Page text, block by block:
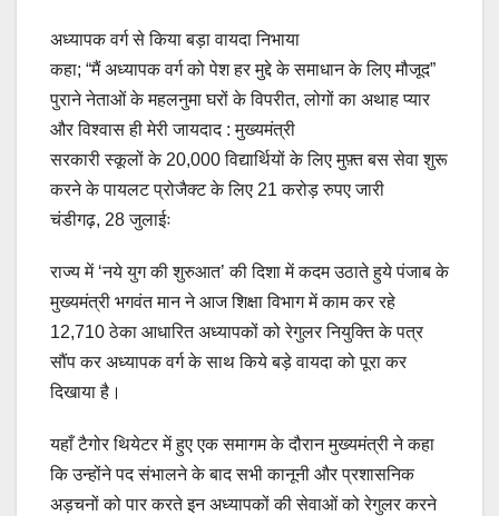
अध्यापक वर्ग से किया बड़ा वायदा निभाया
कहा; “मैं अध्यापक वर्ग को पेश हर मुद्दे के समाधान के लिए मौजूद”
पुराने नेताओं के महलनुमा घरों के विपरीत, लोगों का अथाह प्यार
और विश्वास ही मेरी जायदाद : मुख्यमंत्री
सरकारी स्कूलों के 20,000 विद्यार्थियों के लिए मुफ़्त बस सेवा शुरू
करने के पायलट प्रोजैक्ट के लिए 21 करोड़ रुपए जारी
चंडीगढ़, 28 जुलाईः
राज्य में ‘नये युग की शुरुआत’ की दिशा में कदम उठाते हुये पंजाब के
मुख्यमंत्री भगवंत मान ने आज शिक्षा विभाग में काम कर रहे
12,710 ठेका आधारित अध्यापकों को रेगुलर नियुक्ति के पत्र
सौंप कर अध्यापक वर्ग के साथ किये बड़े वायदा को पूरा कर
दिखाया है।
यहाँ टैगोर थियेटर में हुए एक समागम के दौरान मुख्यमंत्री ने कहा
कि उन्होंने पद संभालने के बाद सभी कानूनी और प्रशासनिक
अड़चनों को पार करते इन अध्यापकों की सेवाओं को रेगुलर करने